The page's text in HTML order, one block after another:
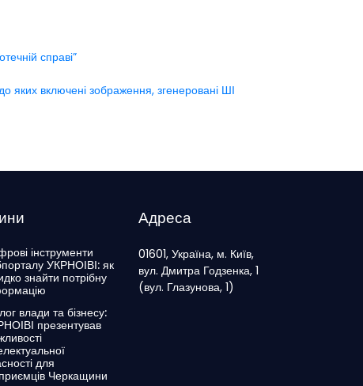
справі”
яких включені зображення, згенеровані ШІ
інструменти
УКРНОІВІ: як
знайти потрібну
влади та бізнесу:
презентував
для
Черкащини
Адреса
01601, Україна, м. Київ,
вул. Дмитра Годзенка, 1
(вул. Глазунова, 1)